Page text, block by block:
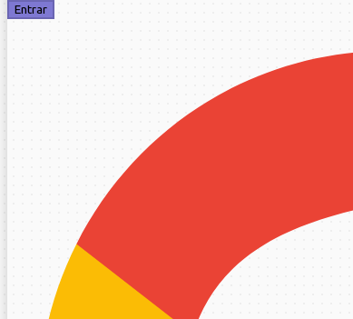
Entrar